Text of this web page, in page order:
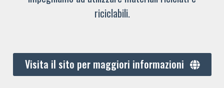
riciclabili.
Visita il sito per maggiori informazioni